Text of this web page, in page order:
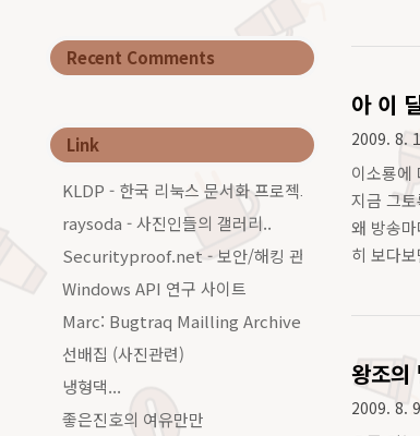
Recent Comments
Link
KLDP - 한국 리눅스 문서화 프로젝트그룹
raysoda - 사진인들의 갤러리..
Securityproof.net - 보안/해킹 관련 커…
Windows API 연구 사이트
Marc: Bugtraq Mailling Archive…
선배집 (사진관련)
냉형댁...
좋은진호의 여유만만
아 이
2009. 8.
이소룡에
지금 그
왜 방송
히 보다
왕조의
2009. 8.